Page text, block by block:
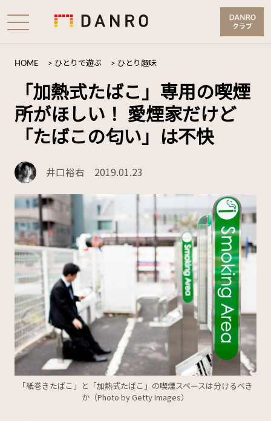
HOME > ひとりで遊ぶ > ひとり趣味
「加熱式たばこ」専用の喫煙
所がほしい！ 愛煙家だけど
「たばこの匂い」は不快
井口裕右 2019.01.23
「紙巻きたばこ」と「加熱式たばこ」の喫煙スペースは分けるべき
か（Photo by Getty Images）